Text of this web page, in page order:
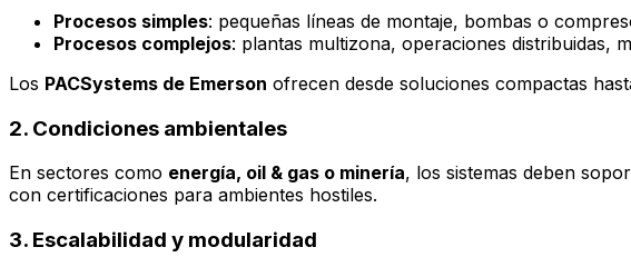
Procesos simples: pequeñas líneas de montaje, bombas o
Procesos complejos: plantas multizona, operaciones distribuidas,
Los PACSystems de Emerson ofrecen desde soluciones compactas
2. Condiciones ambientales
En sectores como energía, oil & gas o minería, los sistemas deben
con certificaciones para ambientes hostiles.
3. Escalabilidad y modularidad